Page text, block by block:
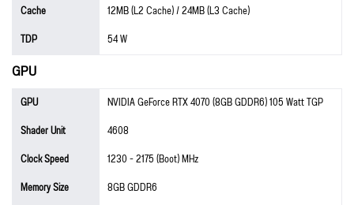
Cache
12MB (L2 Cache) / 24MB (L3 Cache)
TDP
54 W
GPU
GPU
NVIDIA GeForce RTX 4070 (8GB GDDR6) 105 Watt TGP
Shader Unit
4608
Clock Speed
1230 - 2175 (Boot) MHz
Memory Size
8GB GDDR6